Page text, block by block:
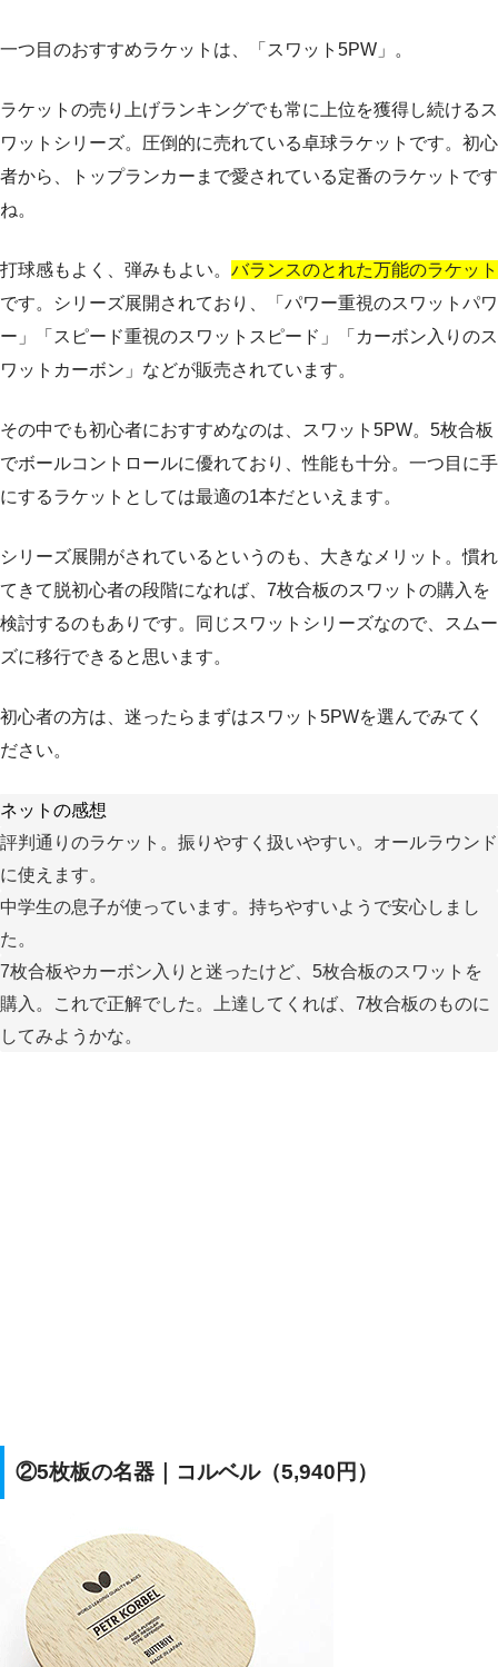
一つ目のおすすめラケットは、「スワット5PW」。
ラケットの売り上げランキングでも常に上位を獲得し続けるス
ワットシリーズ。圧倒的に売れている卓球ラケットです。初心
者から、トップランカーまで愛されている定番のラケットです
ね。
打球感もよく、弾みもよい。 バランスのとれた万能のラケット
です。シリーズ展開されており、「パワー重視のスワットパワ
ー」「スピード重視のスワットスピード」「カーボン入りのス
ワットカーボン」などが販売されています。
その中でも初心者におすすめなのは、スワット5PW。5枚合板
でボールコントロールに優れており、性能も十分。一つ目に手
にするラケットとしては最適の1本だといえます。
シリーズ展開がされているというのも、大きなメリット。慣れ
てきて脱初心者の段階になれば、7枚合板のスワットの購入を
検討するのもありです。同じスワットシリーズなので、スムー
ズに移行できると思います。
初心者の方は、迷ったらまずはスワット5PWを選んでみてく
ださい。
ネットの感想
評判通りのラケット。振りやすく扱いやすい。オールラウンド
に使えます。
中学生の息子が使っています。持ちやすいようで安心しまし
た。
7枚合板やカーボン入りと迷ったけど、5枚合板のスワットを
購入。これで正解でした。上達してくれば、7枚合板のものに
してみようかな。
②5枚板の名器｜コルベル（5,940円）